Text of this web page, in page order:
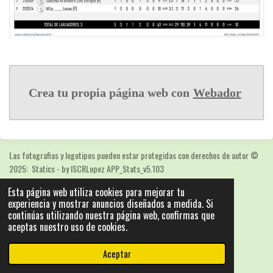
Esta página web utiliza cookies para mejorar tu
experiencia y mostrar anuncios diseñados a medida. Si
continúas utilizando nuestra página web, confirmas que
aceptas nuestro uso de cookies.
Aceptar
Crea tu propia página web con Webador
Las fotografias y logotipos pueden estar protegidas con derechos de autor©
2025: Statics - by ISCRLopez APP_Stats_v5.103